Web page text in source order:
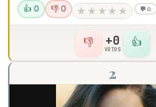
👍 0 👎 0 ★ ★ ★ ★ ★ 💬 0
👍
+0
VOTOS
👎
2